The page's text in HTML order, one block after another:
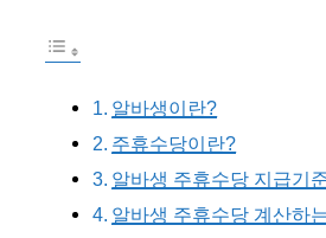
알바생이란?
주휴수당이란?
알바생 주휴수당 지급기
알바생 주휴수당 계산하